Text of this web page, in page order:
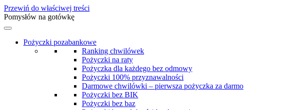
Przewiń do właściwej treści
Pomysłów na gotówkę
Pożyczki pozabankowe
Ranking chwilówek
Pożyczki na raty
Pożyczka dla każdego bez odmowy
Pożyczki 100% przyznawalności
Darmowe chwilówki – pierwsza pożyczka za darmo
Pożyczki bez BIK
Pożyczki bez baz